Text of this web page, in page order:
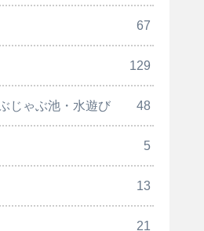
67
129
じゃぶ池・水遊び 48
5
13
21